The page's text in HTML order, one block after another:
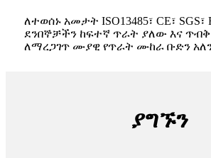
ለተወሰኑ አመታት ISO13485፣ CE፣
ደንበኞቻችን ከፍተኛ ጥራት ያለው እና
ለማረጋገጥ ሙያዊ የጥራት ሙከራ ቡድን
ያግኙን